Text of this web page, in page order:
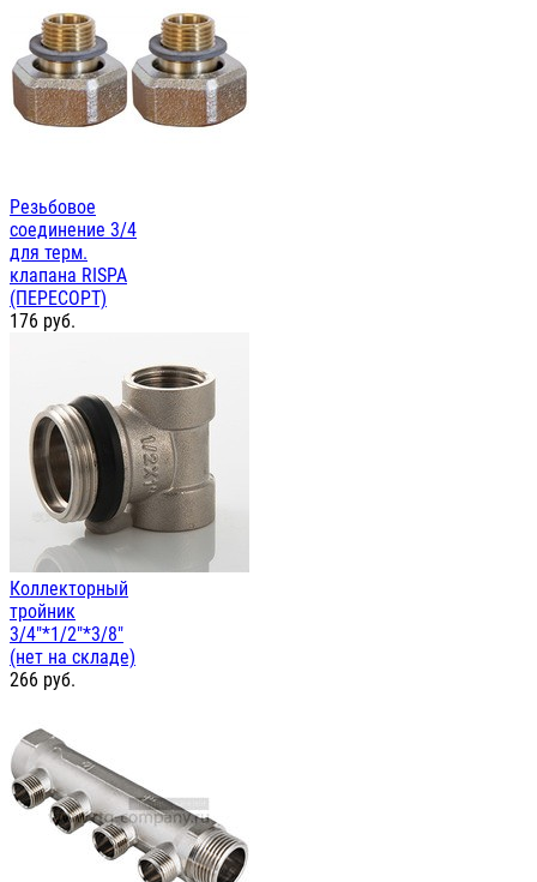
Резьбовое
соединение 3/4
для терм.
клапана RISPA
(ПЕРЕСОРТ)
176 руб.
Коллекторный
тройник
3/4"*1/2"*3/8"
(нет на складе)
266 руб.